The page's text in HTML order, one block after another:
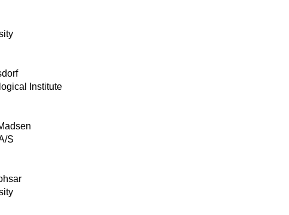
Institute
S